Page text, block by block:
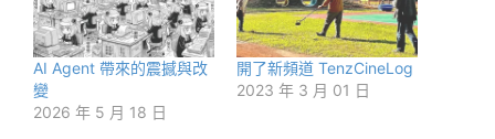
AI Agent 帶來的震撼與改
變
2026 年 5 月 18 日
開了新頻道 TenzCineLog
2023 年 3 月 01 日